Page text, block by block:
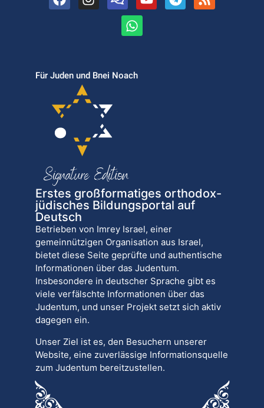
Für Juden und Bnei Noach
Erstes großformatiges orthodox-
jüdisches Bildungsportal auf
Deutsch
Betrieben von Imrey Israel, einer
gemeinnützigen Organisation aus Israel,
bietet diese Seite geprüfte und authentische
Informationen über das Judentum.
Insbesondere in deutscher Sprache gibt es
viele verfälschte Informationen über das
Judentum, und unser Projekt setzt sich aktiv
dagegen ein.
Unser Ziel ist es, den Besuchern unserer
Website, eine zuverlässige Informationsquelle
zum Judentum bereitzustellen.